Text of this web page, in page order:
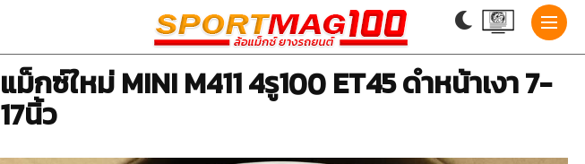
แม็กซ์ใหม่ MINI M411 4รู100 ET45 ดำหน้าเงา 7-
17นิ้ว